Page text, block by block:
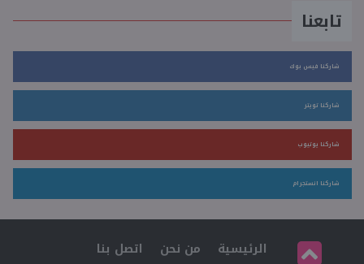
تابعنا
شاركنا فيس بوك
شاركنا تويتر
شاركنا يوتيوب
شاركنا انستجرام
الرئيسية من نحن اتصل بنا